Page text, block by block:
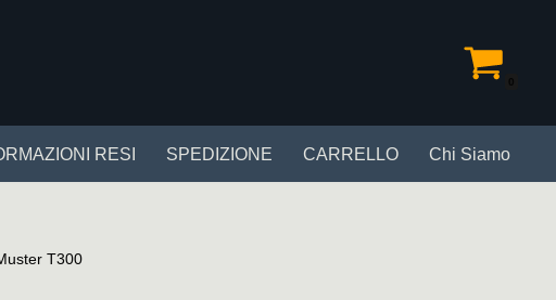
RESI SPEDIZIONE CARRELLO Chi Siamo
T300